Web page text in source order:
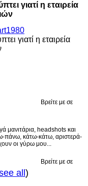
γιατί η εταιρεία
Βρείτε με σε
μανιτάρια, headshots και
πάνω, κάτω-κάτω, αριστερά-
οι γύρω μου...
Βρείτε με σε
all)